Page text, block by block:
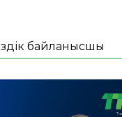
Үздік байланысшы